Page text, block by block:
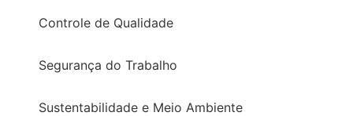
Controle de Qualidade
Segurança do Trabalho
Sustentabilidade e Meio Ambiente